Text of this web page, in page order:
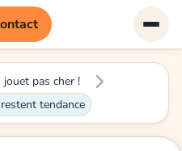
pas cher !
tendance